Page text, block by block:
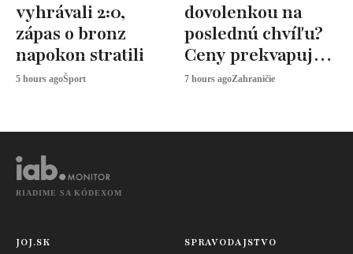
vyhrávali 2:0,
zápas o bronz
napokon stratili
5 hours agoŠport
dovolenkou na
poslednú chvíľu?
Ceny prekvapujú,
odborníci radia
7 hours agoZahraničie
RIADIME SA KÓDEXOM
JOJ.SK SPRAVODAJSTVO